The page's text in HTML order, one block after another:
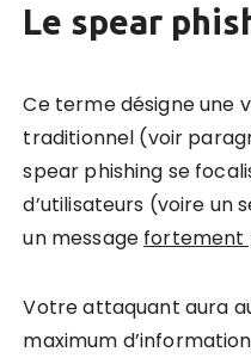
Le spear
Ce terme désigne une
traditionnel (voir
spear phishing se
d’utilisateurs (voire un
un message fortement
Votre attaquant aura
maximum